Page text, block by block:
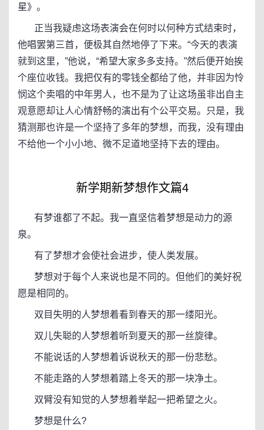
星》。
正当我疑虑这场表演会在何时以何种方式结束时，
他唱罢第三首，便极其自然地停了下来。“今天的表演
就到这里，”他说，“希望大家多多支持。”然后便开始挨
个座位收钱。我把仅有的零钱全都给了他，并非因为怜
悯这个卖唱的中年男人，也不是为了让这场虽非出自主
观意愿却让人心情舒畅的演出有个公平交易。只是，我
猜测那也许是一个坚持了多年的梦想，而我，没有理由
不给他一个小小地、微不足道地坚持下去的理由。
新学期新梦想作文篇4
有梦谁都了不起。我一直坚信着梦想是动力的源
泉。
有了梦想才会使社会进步，使人类发展。
梦想对于每个人来说也是不同的。但他们的美好祝
愿是相同的。
双目失明的人梦想着看到春天的那一缕阳光。
双儿失聪的人梦想着听到夏天的那一丝旋律。
不能说话的人梦想着诉说秋天的那一份悲愁。
不能走路的人梦想着踏上冬天的那一块净土。
双臂没有知觉的人梦想着举起一把希望之火。
梦想是什么?